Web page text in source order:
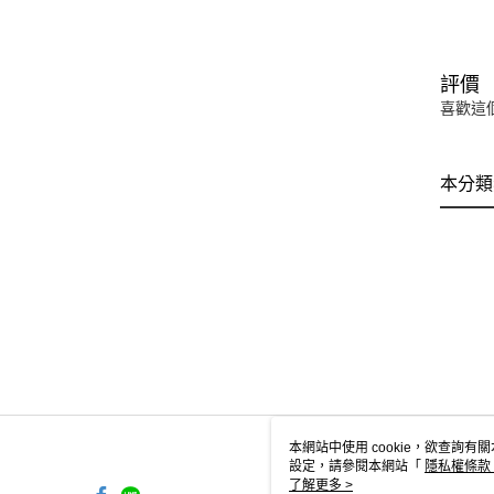
評價
喜歡這
本分
本網站中使用 cookie，欲查詢有
設定，請參閱本網站「 隱私權條款
使用 cookie。
了解更多 >